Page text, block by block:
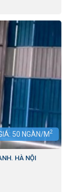
50 NGÀN/M2
HÀ NỘI